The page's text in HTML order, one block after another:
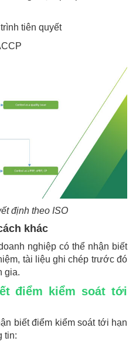
tiên quyết
định theo ISO
khác
nghiệp có thể nhận biết
tài liệu ghi chép trước đó
gia.
điểm kiểm soát tới
biết điểm kiểm soát tới hạn
tin: